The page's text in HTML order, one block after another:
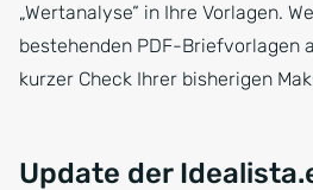
„Wertanalyse“ in Ihre Vorlagen.
bestehenden PDF-Briefvorlagen
kurzer Check Ihrer bisherigen
Update der